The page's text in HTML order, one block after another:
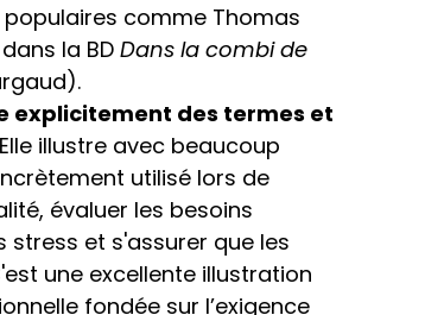
populaires comme Thomas
la BD Dans la combi de
explicitement des termes et
illustre avec beaucoup
utilisé lors de
évaluer les besoins
et s'assurer que les
une excellente illustration
fondée sur l’exigence